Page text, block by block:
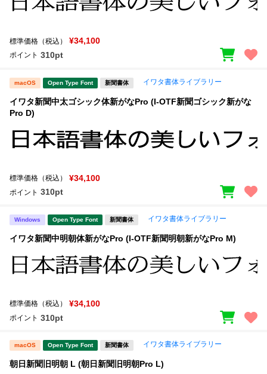
標準価格（税込） ¥34,100
ポイント 310pt
macOS Open Type Font 新聞書体 イワタ書体ライブラリー
イワタ新聞中太ゴシック体新がなPro (I-OTF新聞ゴシック新がな
Pro D)
標準価格（税込） ¥34,100
ポイント 310pt
Windows Open Type Font 新聞書体 イワタ書体ライブラリー
イワタ新聞中明朝体新がなPro (I-OTF新聞明朝新がなPro M)
標準価格（税込） ¥34,100
ポイント 310pt
macOS Open Type Font 新聞書体 イワタ書体ライブラリー
朝日新聞旧明朝 L (朝日新聞旧明朝Pro L)